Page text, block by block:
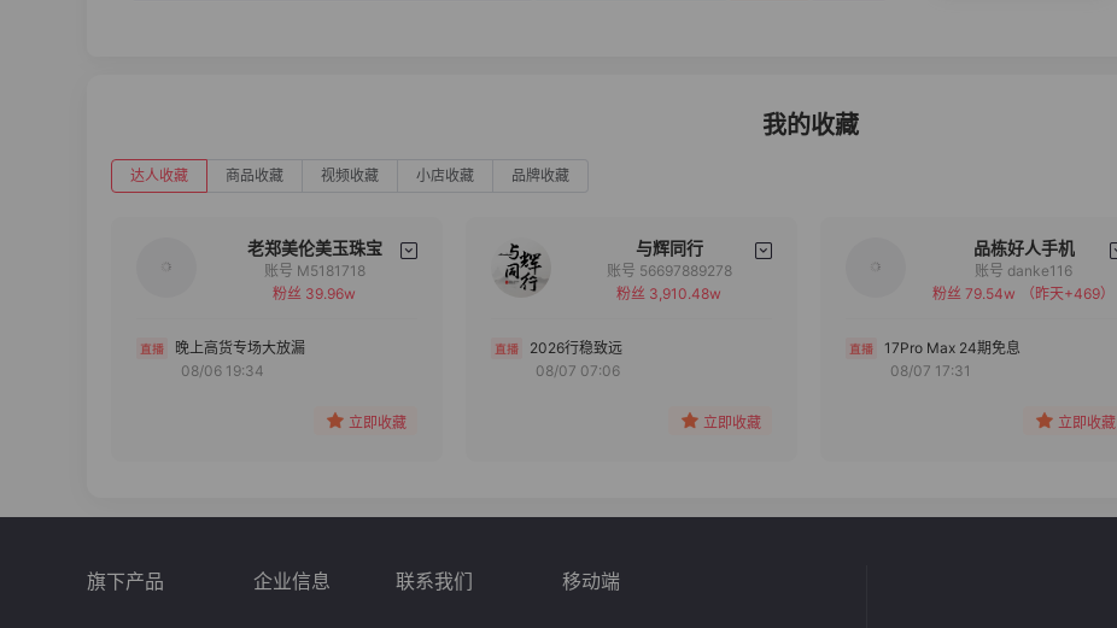
我的收藏
达人收藏 商品收藏 视频收藏 小店收藏 品牌收藏
老郑美伦美玉珠宝
备注
分组
账号 M5181718
粉丝 39.96w
晚上高货专场大放漏
08/06 19:34
立即收藏
与辉同行
备注
账号 56697889278
粉丝 3,910.48w
2026行稳致远
08/07 07:06
立即收藏
品栋好人手机
备注
分组
账号 danke116
粉丝 79.54w
（昨天+469）
17Pro Max 24期免息
08/07 17:31
立即收藏
旗下产品 企业信息 联系我们 移动端